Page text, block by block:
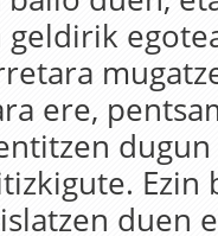
ere,
Ezin
duen